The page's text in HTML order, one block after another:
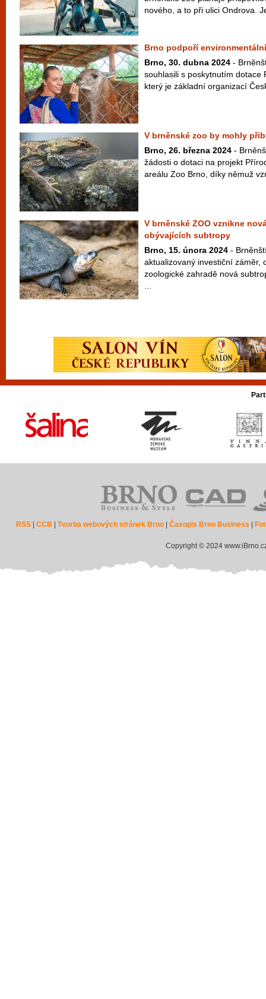
nového, a to při ulici Ondrova.
Brno podpoří
Brno, 30. dubna 2024 -
souhlasili s poskytnutím dotace
který je základní organizací
V brněnské zoo by mohly
Brno, 26. března 2024 -
žádosti o dotaci na projekt
areálu Zoo Brno, díky němuž
V brněnské ZOO vznikne
obývajících subtropy
Brno, 15. února 2024 -
aktualizovaný investiční záměr,
zoologické zahradě nová
RSS |CCB |Tvorba webových stránek Brno |Časopis Brno Business
Copyright © 2024